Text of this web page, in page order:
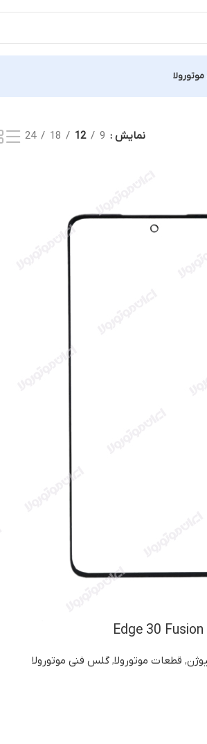
نمایش 9
12
18
24
, قطعات موتورولا, گلس فنی موتورولا